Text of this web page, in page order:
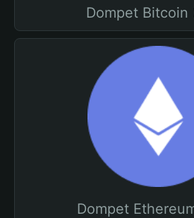
Dompet Bitcoin
Dompet